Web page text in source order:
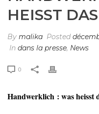
HEISST
By malika Posted
In dans la presse, News
0
Handwerklich : was heisst